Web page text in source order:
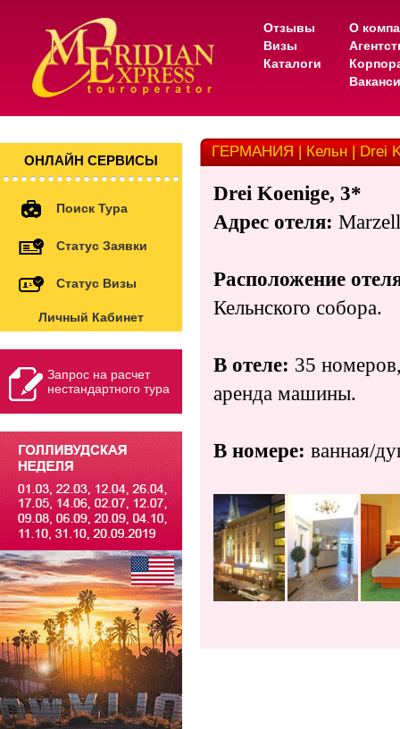
Отзывы
Визы
Каталоги
О
ОНЛАЙН СЕРВИСЫ
Поиск Тура
Статус Заявки
Статус Визы
Личный Кабинет
Запрос на расчет
нестандартного тура
ГЕРМАНИЯ | Кельн | Drei
Drei Koenige, 3*
Адрес отеля:
Расположение
Кельнского собора.
В отеле: 35
аренда машины.
В номере: ванная/